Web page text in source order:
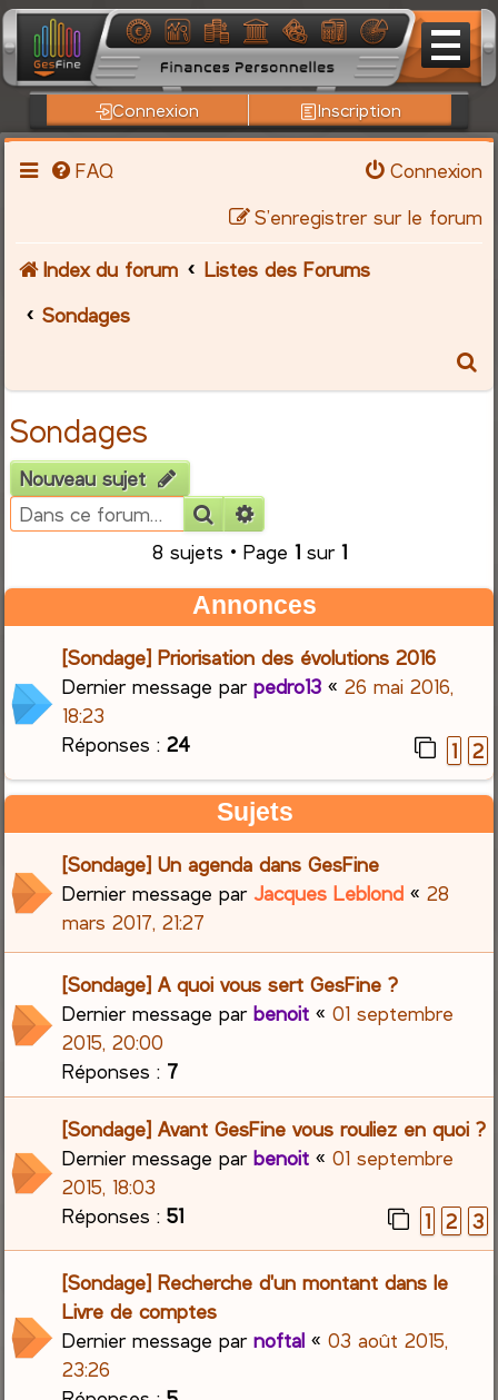
Connexion Inscription
FAQ
Connexion
S’enregistrer sur le forum
Index du forum
Listes des Forums
Sondages
r
c
r
Sondages
Nouveau sujet
Rechercher
8 sujets • Page 1sur 1
Annonces
[Sondage] Priorisation des évolutions 2016
Dernier message parpedro13 «26 mai 2016,
18:23
Réponses :24 1 2
Sujets
[Sondage] Un agenda dans GesFine
Dernier message parJacques Leblond «28
mars 2017, 21:27
[Sondage] A quoi vous sert GesFine ?
Dernier message parbenoit «01 septembre
2015, 20:00
Réponses : 7
[Sondage] Avant GesFine vous rouliez en quoi ?
Dernier message parbenoit «01 septembre
2015, 18:03
Réponses :51 1 2 3
[Sondage] Recherche d'un montant dans le
Livre de comptes
Dernier message parnoftal «03 août 2015,
23:26